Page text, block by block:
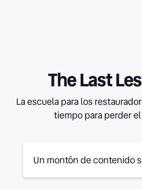
The Last
La escuela para los
tiempo para perder
Un montón de contenido